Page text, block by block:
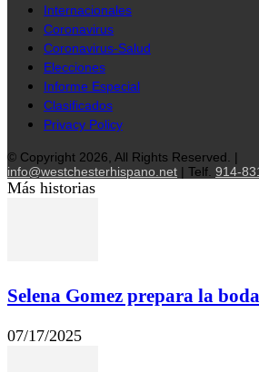
Internacionales
Coronavirus
Coronavirus-Salud
Elecciones
Informe Especial
Clasificados
Privacy Policy
© Copyright 2026, All Rights Reserved. |
info@westchesterhispano.net | Telf. 914-
Más historias
Selena Gomez prepara la
07/17/2025